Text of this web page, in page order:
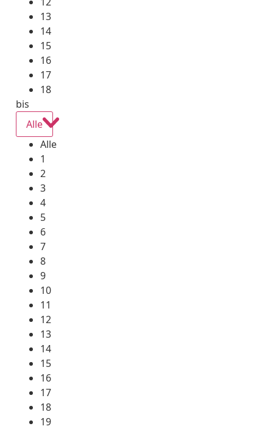
13
14
15
16
17
18
bis
Alle
Alle
1
2
3
4
5
6
7
8
9
10
11
12
13
14
15
16
17
18
19